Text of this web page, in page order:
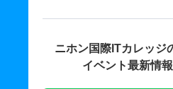
ニホン国際ITカレッジ
イベント最新情